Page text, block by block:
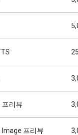
프리뷰
Image 프리뷰